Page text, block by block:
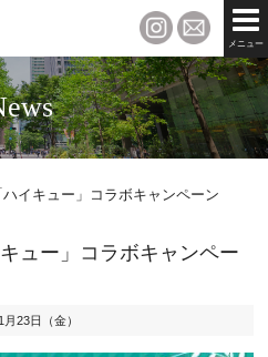
メニュー
ハイキュー」コラボキャンペーン
ュー」コラボキャンペー
23日（金）